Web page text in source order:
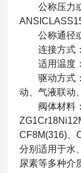
公称压力或
公称通径或
连接方式：
适用温度
驱动方式：
动、气液联动
阀体材料：
CF8M(316)、
分别适用于水
尿素等多种介